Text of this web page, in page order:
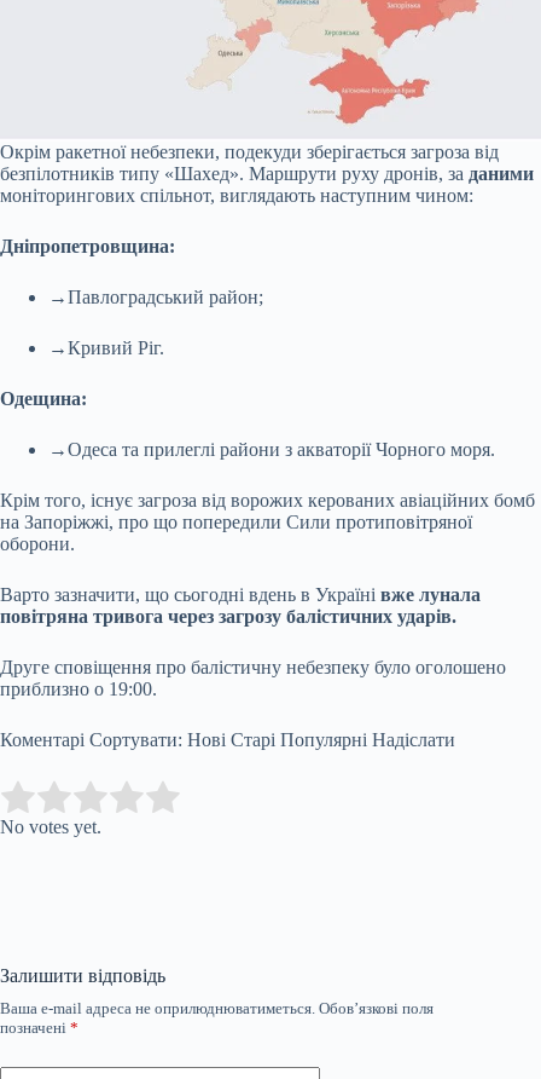
Окрім ракетної небезпеки, подекуди зберігається загроза від
безпілотників типу «Шахед». Маршрути руху дронів, за даними
моніторингових спільнот, виглядають наступним чином:
Дніпропетровщина:
→Павлоградський район;
→Кривий Ріг.
Одещина:
→Одеса та прилеглі райони з акваторії Чорного моря.
Крім того, існує загроза від ворожих керованих авіаційних бомб
на Запоріжжі, про що попередили Сили протиповітряної
оборони.
Варто зазначити, що сьогодні вдень в Україні вже лунала
повітряна тривога через загрозу балістичних ударів.
Друге сповіщення про балістичну небезпеку було оголошено
приблизно о 19:00.
Коментарі Сортувати: Нові Старі Популярні Надіслати
Rate this item:
No votes yet.
Залишити відповідь
Ваша e-mail адреса не оприлюднюватиметься. Обов’язкові поля
позначені *